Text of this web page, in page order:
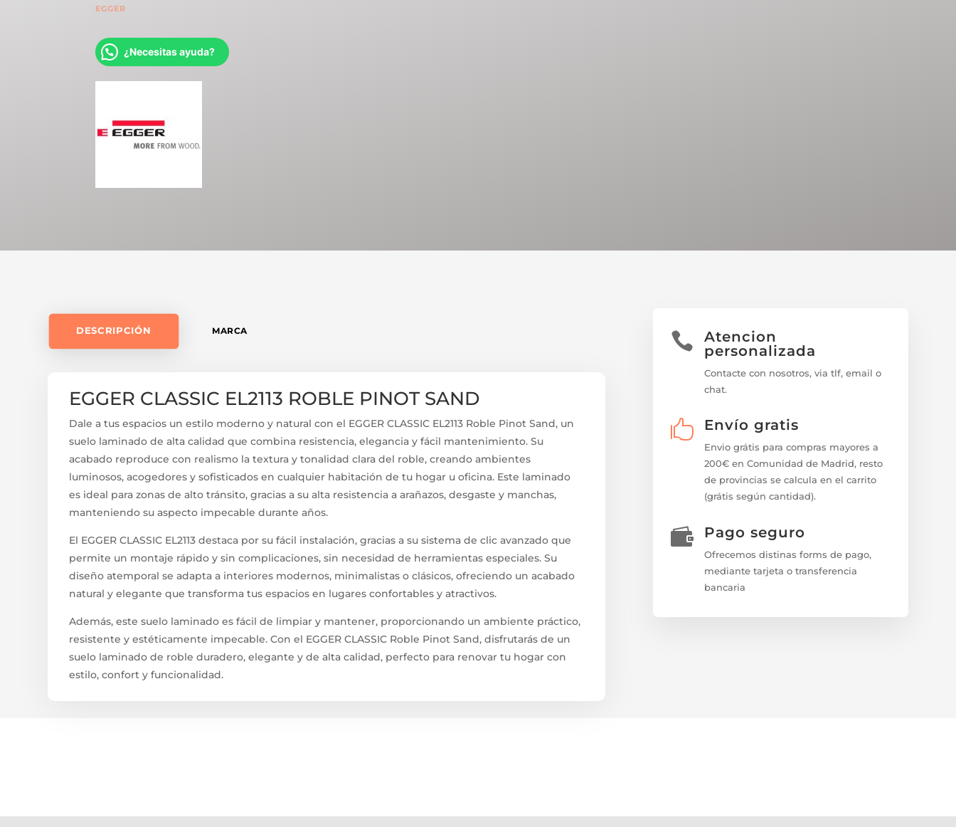
EGGER
¿Necesitas ayuda?
DESCRIPCIÓN MARCA
EGGER CLASSIC EL2113 ROBLE PINOT SAND
Dale a tus espacios un estilo moderno y natural con el EGGER CLASSIC EL2113 Roble Pinot Sand, un
suelo laminado de alta calidad que combina resistencia, elegancia y fácil mantenimiento. Su
acabado reproduce con realismo la textura y tonalidad clara del roble, creando ambientes
luminosos, acogedores y sofisticados en cualquier habitación de tu hogar u oficina. Este laminado
es ideal para zonas de alto tránsito, gracias a su alta resistencia a arañazos, desgaste y manchas,
manteniendo su aspecto impecable durante años.
El EGGER CLASSIC EL2113 destaca por su fácil instalación, gracias a su sistema de clic avanzado que
permite un montaje rápido y sin complicaciones, sin necesidad de herramientas especiales. Su
diseño atemporal se adapta a interiores modernos, minimalistas o clásicos, ofreciendo un acabado
natural y elegante que transforma tus espacios en lugares confortables y atractivos.
Además, este suelo laminado es fácil de limpiar y mantener, proporcionando un ambiente práctico,
resistente y estéticamente impecable. Con el EGGER CLASSIC Roble Pinot Sand, disfrutarás de un
suelo laminado de roble duradero, elegante y de alta calidad, perfecto para renovar tu hogar con
estilo, confort y funcionalidad.

Atencion
personalizada
Contacte con nosotros, via tlf, email o
chat.
 Envío gratis
Envio grátis para compras mayores a
200€ en Comunidad de Madrid, resto
de provincias se calcula en el carrito
(grátis según cantidad).
 Pago seguro
Ofrecemos distinas forms de pago,
mediante tarjeta o transferencia
bancaria